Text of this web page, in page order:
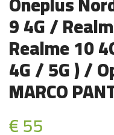
9 4G /
Realme 10
4G / 5G ) /
MARCO
€ 55